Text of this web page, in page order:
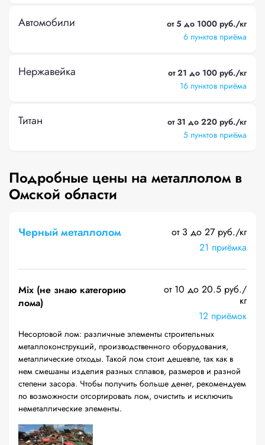
Автомобили
от 5 до 1000 руб./кг
6 пунктов приёма
Нержавейка
от 21 до 100 руб./кг
16 пунктов приёма
Титан
от 31 до 220 руб./кг
5 пунктов приёма
Подробные цены на металлолом в
Омской области
Черный металлолом
от 3 до 27 руб./кг
21 приёмка
Mix (не знаю категорию
лома)
от 10 до 20.5 руб./
кг
12 приёмок
Несортовой лом: различные элементы строительных
металлоконструкций, производственного оборудования,
металлические отходы. Такой лом стоит дешевле, так как в
нем смешаны изделия разных сплавов, размеров и разной
степени засора. Чтобы получить больше денег, рекомендуем
по возможности отсортировать лом, очистить и исключить
неметаллические элементы.